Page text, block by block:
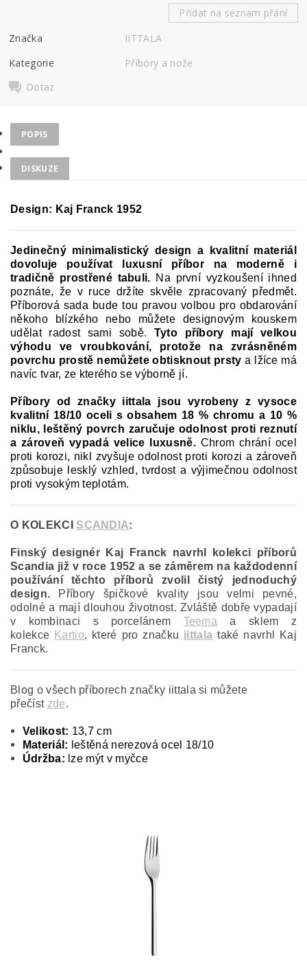
Přidat na seznam přání
Značka
IITTALA
Kategorie
Příbory a nože
Dotaz
POPIS
DISKUZE
Design: Kaj Franck 1952
Jedinečný minimalistický design a kvalitní materiál
dovoluje používat luxusní příbor na moderně i
tradičně prostřené tabuli. Na první vyzkoušení ihned
poznáte, že v ruce držíte skvěle zpracovaný předmět.
Příborová sada bude tou pravou volbou pro obdarování
někoho blízkého nebo můžete designovým kouskem
udělat radost sami sobě. Tyto příbory mají velkou
výhodu ve vroubkování, protože na zvrásněném
povrchu prostě nemůžete obtisknout prsty a lžíce má
navíc tvar, ze kterého se výborně jí.
Příbory od značky iittala jsou vyrobeny z vysoce
kvalitní 18/10 oceli s obsahem 18 % chromu a 10 %
niklu, leštěný povrch zaručuje odolnost proti reznutí
a zároveň vypadá velice luxusně.Chrom chrání ocel
proti korozi, nikl zvyšuje odolnost proti korozi a zároveň
způsobuje lesklý vzhled, tvrdost a výjimečnou odolnost
proti vysokým teplotám.
O KOLEKCI SCANDIA:
Finský designér Kaj Franck navrhl kolekci příborů
Scandia již v roce 1952 a se záměrem na každodenní
používání těchto příborů zvolil čistý jednoduchý
design. Příbory špičkové kvality jsou velmi pevné,
odolné a mají dlouhou životnost. Zvláště dobře vypadají
v kombinaci s porcelánem Teema a sklem z
kolekce Kartio, které pro značku iittala také navrhl Kaj
Franck.
Blog o všech příborech značky iittala si můžete
přečíst zde.
Velikost: 13,7 cm
Materiál: leštěná nerezová ocel 18/10
Údržba: lze mýt v myčce